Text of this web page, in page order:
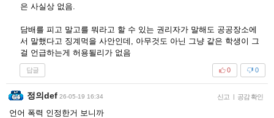
은 사실상 없음.
담배를 피고 말고를 뭐라고 할 수 있는 권리자가 말해도 공공장소에
서 말했다고 징계먹을 사안인데, 아무것도 아닌 그냥 같은 학생이 그
걸 언급하는게 허용될리가 없음
답글 0
0
정의def 26-05-19 16:34 신고 | 공감 확인
언어 폭력 인정한거 보니까